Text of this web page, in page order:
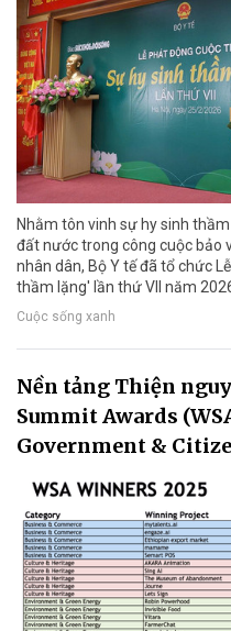
Nhằm tôn vinh sự hy sinh
đất nước trong công cuộc bảo
nhân dân, Bộ Y tế đã tổ chức
thầm lặng' lần thứ VII năm
Cuộc sống xanh
Nền tảng Thiện
Summit Awards
Government &